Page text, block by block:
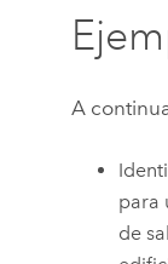
A
para
de